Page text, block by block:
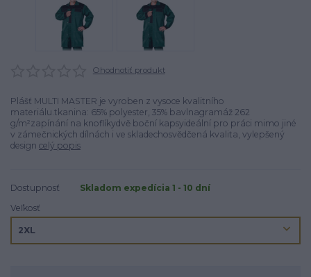
Ohodnotiť produkt
Plášť MULTI MASTER je vyroben z vysoce kvalitního
materiálu.tkanina: 65% polyester, 35% bavlnagramáž 262
g/m²zapínání na knoflíkydvě boční kapsyideální pro práci mimo jiné
v zámečnických dílnách i ve skladechosvědčená kvalita, vylepšený
design celý popis
Dostupnosť
Skladom expedícia 1 - 10 dní
Veľkosť